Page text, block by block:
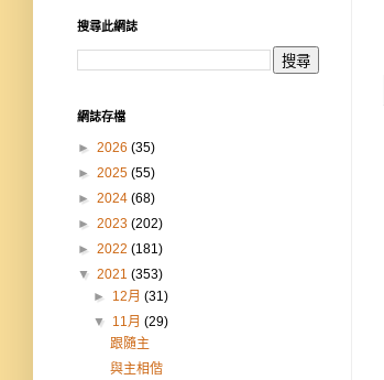
搜尋此網誌
網誌存檔
► 2026 (35)
► 2025 (55)
► 2024 (68)
► 2023 (202)
► 2022 (181)
▼ 2021 (353)
► 12月(31)
▼ 11月(29)
跟隨主
與主相偕